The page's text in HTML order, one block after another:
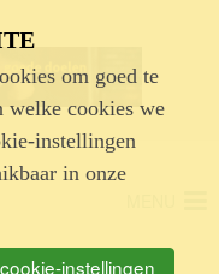
om goed te
welke cookies we
instellingen
in onze
instellingen